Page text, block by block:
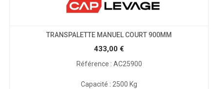
TRANSPALETTE MANUEL COURT 900MM
433,00 €
Référence : AC25900
Capacité : 2500 Kg